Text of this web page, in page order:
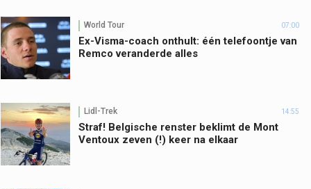
World Tour 07:00
Ex-Visma-coach onthult: één telefoontje van
Remco veranderde alles
Lidl-Trek 14:55
Straf! Belgische renster beklimt de Mont
Ventoux zeven (!) keer na elkaar